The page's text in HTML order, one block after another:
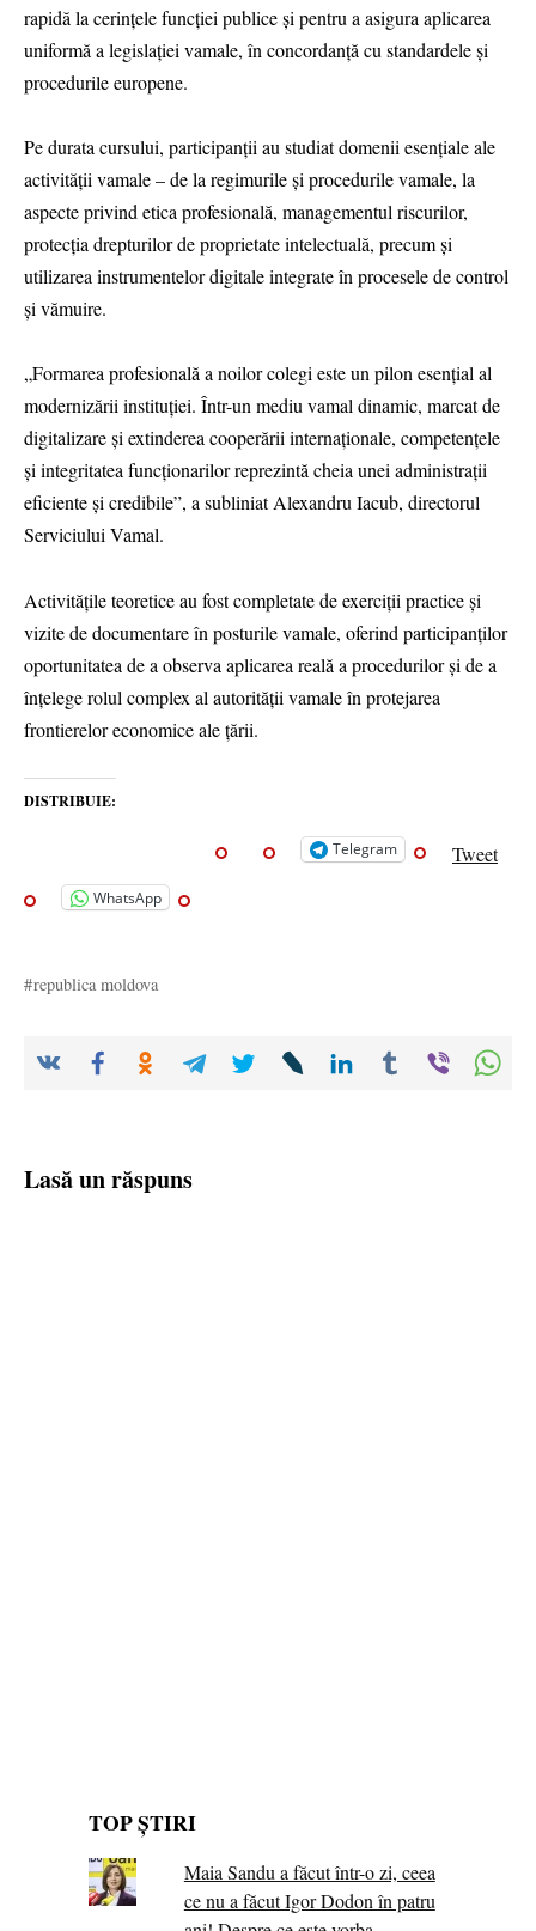
rapidă la cerințele funcției publice și pentru a asigura aplicarea
uniformă a legislației vamale, în concordanță cu standardele și
procedurile europene.
Pe durata cursului, participanții au studiat domenii esențiale ale
activității vamale – de la regimurile și procedurile vamale, la
aspecte privind etica profesională, managementul riscurilor,
protecția drepturilor de proprietate intelectuală, precum și
utilizarea instrumentelor digitale integrate în procesele de control
și vămuire.
„Formarea profesională a noilor colegi este un pilon esențial al
modernizării instituției. Într-un mediu vamal dinamic, marcat de
digitalizare și extinderea cooperării internaționale, competențele
și integritatea funcționarilor reprezintă cheia unei administrații
eficiente și credibile”, a subliniat Alexandru Iacub, directorul
Serviciului Vamal.
Activitățile teoretice au fost completate de exerciții practice și
vizite de documentare în posturile vamale, oferind participanților
oportunitatea de a observa aplicarea reală a procedurilor și de a
înțelege rolul complex al autorității vamale în protejarea
frontierelor economice ale țării.
DISTRIBUIE:
Telegram Tweet
WhatsApp
republica moldova
Lasă un răspuns
TOP ȘTIRI
Maia Sandu a făcut într-o zi, ceea
ce nu a făcut Igor Dodon în patru